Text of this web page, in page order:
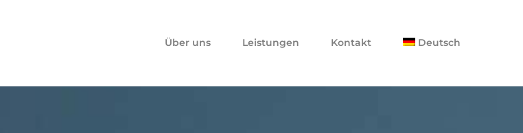
Über uns Leistungen Kontakt Deutsch